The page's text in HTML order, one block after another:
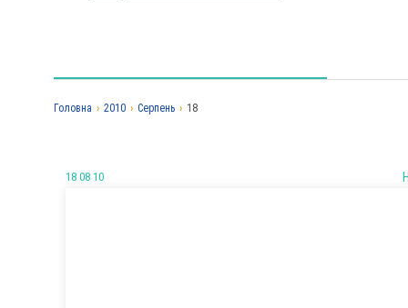
Головна › 2010 › Серпень › 18
18 08 10